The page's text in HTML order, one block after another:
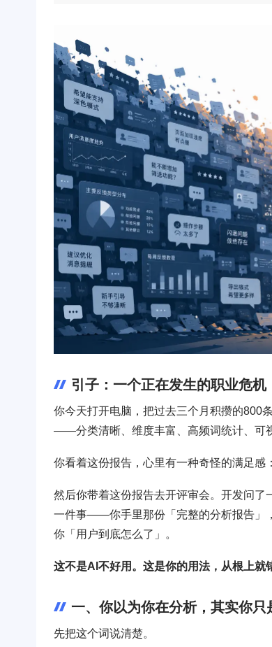
引子：一个正在发生的职业危机
你今天打开电脑，把过去三个月积攒的800
——分类清晰、维度丰富、高频词统计、可
你看着这份报告，心里有一种奇怪的满足感
然后你带着这份报告去开评审会。开发问了
一件事——你手里那份「完整的分析报告」
你「用户到底怎么了」。
这不是AI不好用。这是你的用法，从根上就
一、你以为你在分析，其实你只
先把这个词说清楚。